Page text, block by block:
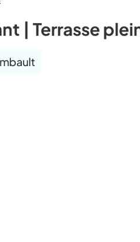
| Terrasse